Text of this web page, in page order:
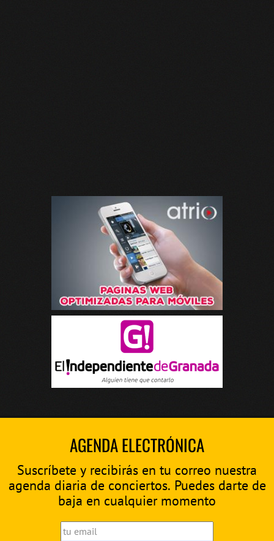
AGENDA ELECTRÓNICA
Suscríbete y recibirás en tu correo nuestra
agenda diaria de conciertos. Puedes darte de
baja en cualquier momento